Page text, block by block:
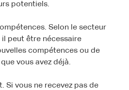
potentiels.
Selon le secteur
il peut être nécessaire
compétences ou de
vous avez déjà.
Si vous ne recevez pas de